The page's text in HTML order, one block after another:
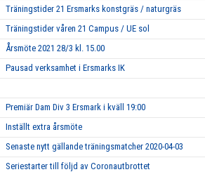
Träningstider 21 Ersmarks konstgräs / naturgräs
Träningstider våren 21 Campus / UE sol
Årsmöte 2021 28/3 kl. 15.00
Pausad verksamhet i Ersmarks IK
Premiär Dam Div 3 Ersmark i kväll 19:00
Inställt extra årsmöte
Senaste nytt gällande träningsmatcher 2020-04-03
Seriestarter till följd av Coronautbrottet